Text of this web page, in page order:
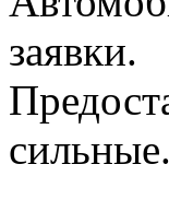
заявки.
сильные.